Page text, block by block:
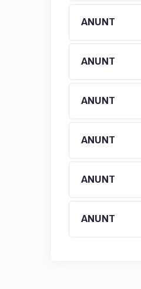
ANUNT
ANUNT
ANUNT
ANUNT
ANUNT
ANUNT